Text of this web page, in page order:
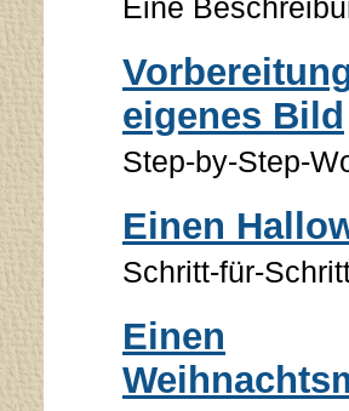
Eine
eigenes Bild
Step-by-Step-
Einen
Schritt-für-
Einen